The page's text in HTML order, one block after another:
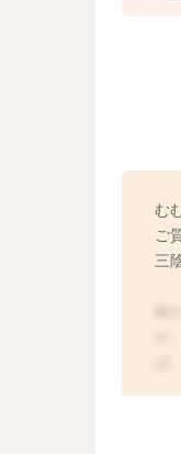
む
ご
三
が
ば